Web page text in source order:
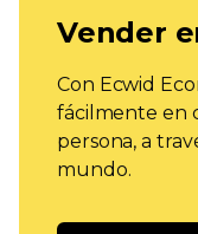
Vender
Con Ecwid
fácilmente en
persona, a
mundo.